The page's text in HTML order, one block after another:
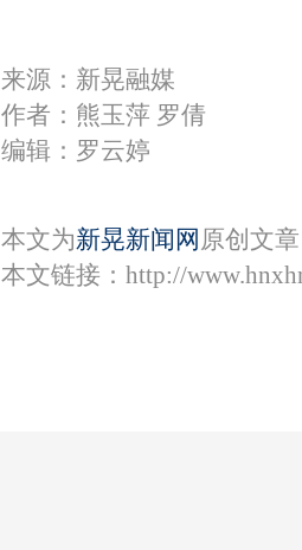
来源：新晃融媒
作者：熊玉萍 罗倩
编辑：罗云婷
本文为新晃新闻网 原创文
本文链接： http://